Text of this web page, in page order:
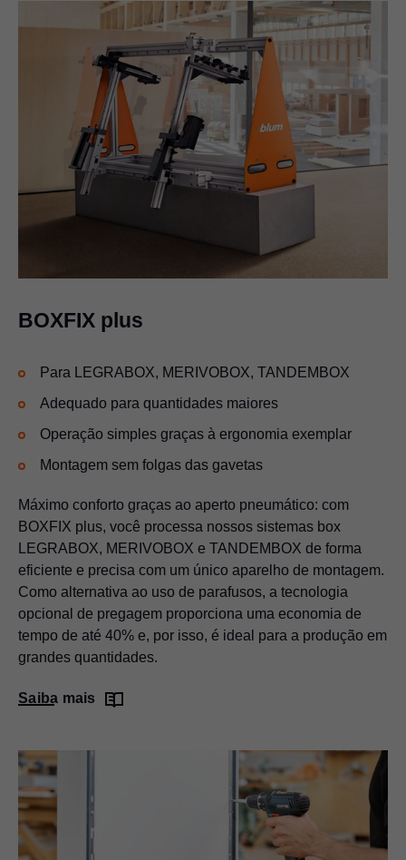
BOXFIX plus
Para LEGRABOX, MERIVOBOX, TANDEMBOX
Adequado para quantidades maiores
Operação simples graças à ergonomia exemplar
Montagem sem folgas das gavetas
Máximo conforto graças ao aperto pneumático: com
BOXFIX plus, você processa nossos sistemas box
LEGRABOX, MERIVOBOX e TANDEMBOX de forma
eficiente e precisa com um único aparelho de montagem.
Como alternativa ao uso de parafusos, a tecnologia
opcional de pregagem proporciona uma economia de
tempo de até 40% e, por isso, é ideal para a produção em
grandes quantidades.
Saiba mais